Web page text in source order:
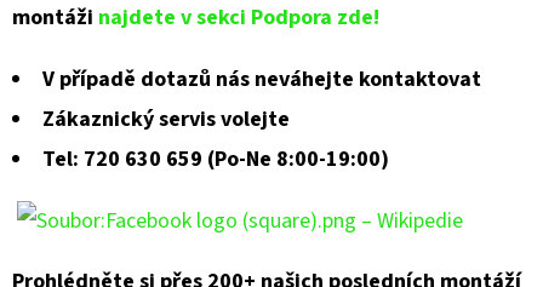
montáži najdete v sekci Podpora zde!
V případě dotazů nás neváhejte kontaktovat
Zákaznický servis volejte
Tel: 720 630 659 (Po-Ne 8:00-19:00)